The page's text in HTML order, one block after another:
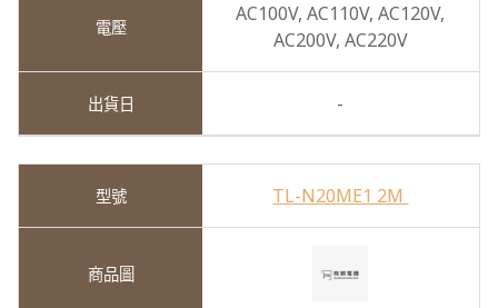
AC100V,AC110V,AC120V,
AC200V, AC220V
-
TL-N20ME1 2M